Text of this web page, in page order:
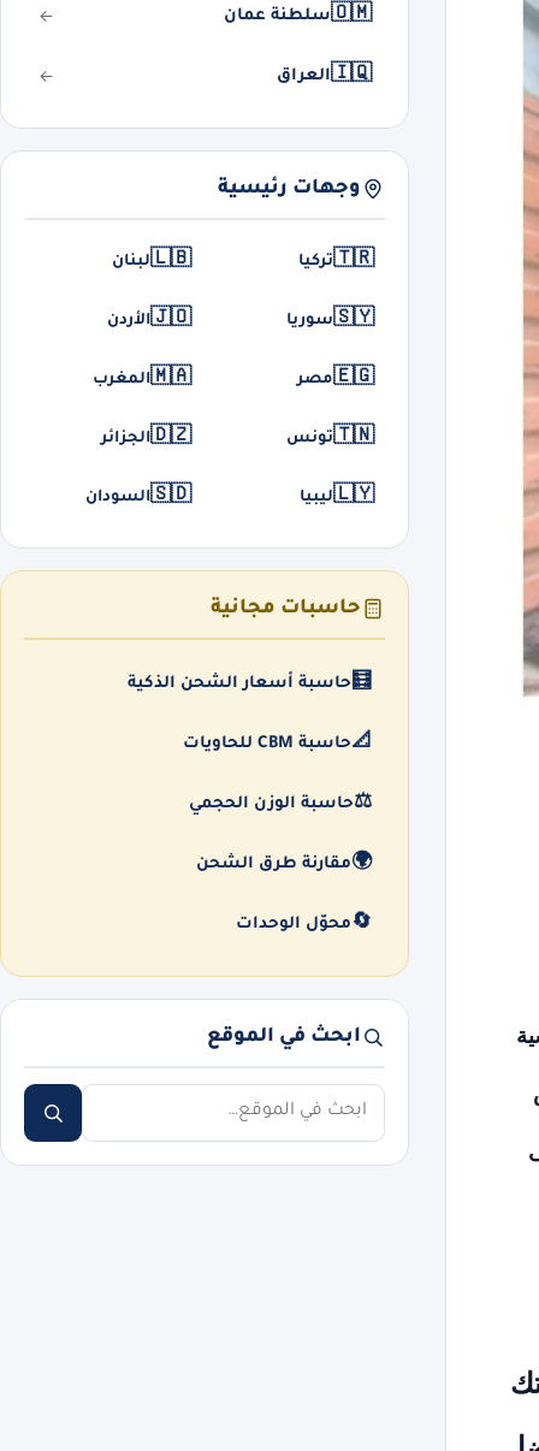
🇴🇲سلطنة عمان
🇮🇶العراق
وجهات رئيسية
🇹🇷تركيا 🇱🇧لبنان
🇸🇾سوريا 🇯🇴الأردن
🇪🇬مصر 🇲🇦المغرب
🇹🇳تونس 🇩🇿الجزائر
🇱🇾ليبيا 🇸🇩السودان
حاسبات مجانية
🧮 حاسبة أسعار الشحن الذكية
📐حاسبة CBM للحاويات
⚖️حاسبة الوزن الحجمي
🌍مقارنة طرق الشحن
🔄 محوّل الوحدات
ابحث في الموقع
ابحث